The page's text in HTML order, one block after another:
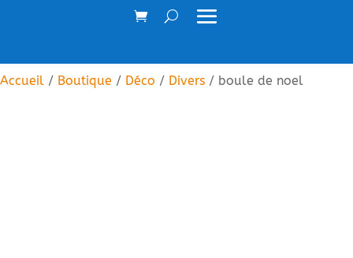
Accueil / Boutique / Déco / Divers / boule de noel